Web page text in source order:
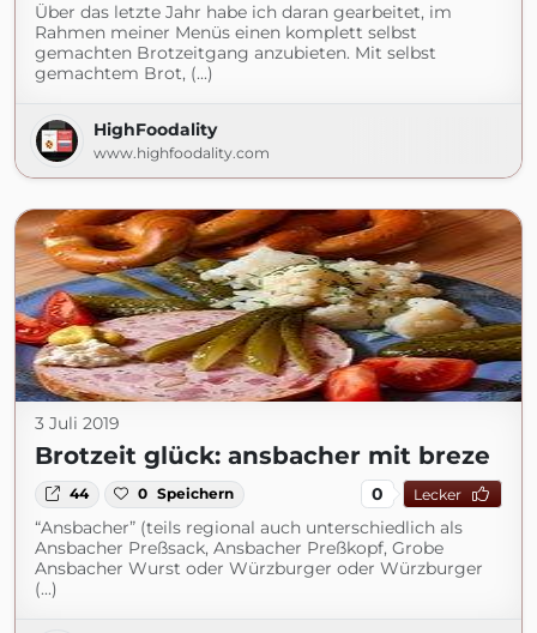
Über das letzte Jahr habe ich daran gearbeitet, im
Rahmen meiner Menüs einen komplett selbst
gemachten Brotzeitgang anzubieten. Mit selbst
gemachtem Brot, (...)
HighFoodality
www.highfoodality.com
3 Juli 2019
Brotzeit glück: ansbacher mit breze
44 0 Speichern 0 Lecker
“Ansbacher” (teils regional auch unterschiedlich als
Ansbacher Preßsack, Ansbacher Preßkopf, Grobe
Ansbacher Wurst oder Würzburger oder Würzburger
(...)